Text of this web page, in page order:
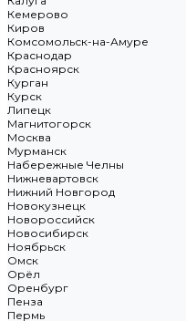
Кемерово
Киров
Комсомольск-на-Амуре
Краснодар
Красноярск
Курган
Курск
Липецк
Магнитогорск
Москва
Мурманск
Набережные Челны
Нижневартовск
Нижний Новгород
Новокузнецк
Новороссийск
Новосибирск
Ноябрьск
Омск
Орёл
Оренбург
Пенза
Пермь